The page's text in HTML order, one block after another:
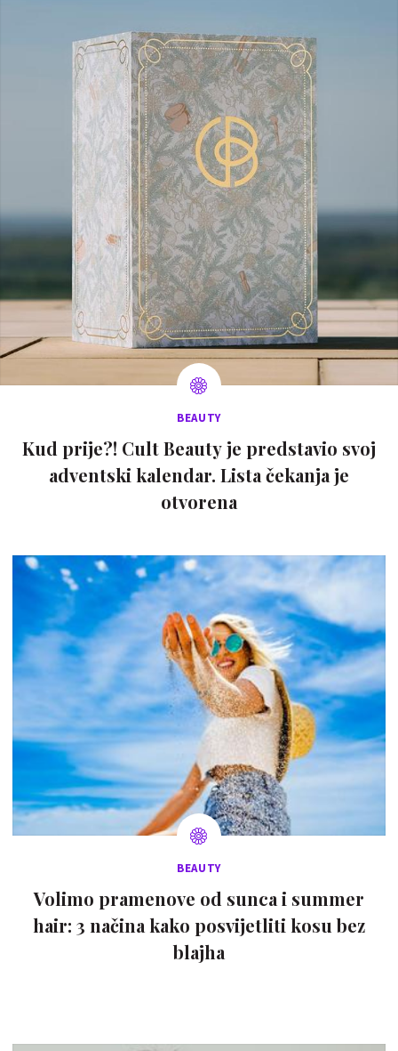
BEAUTY
Kud prije?! Cult Beauty je predstavio svoj
adventski kalendar. Lista čekanja je
otvorena
BEAUTY
Volimo pramenove od sunca i summer
hair: 3 načina kako posvijetliti kosu bez
blajha